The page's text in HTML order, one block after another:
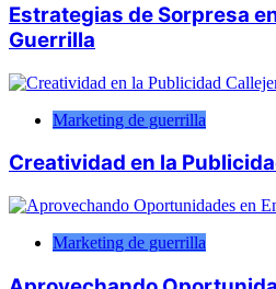
Estrategias de Sorpresa
Guerrilla
Marketing de guerrilla
Creatividad en la
Marketing de guerrilla